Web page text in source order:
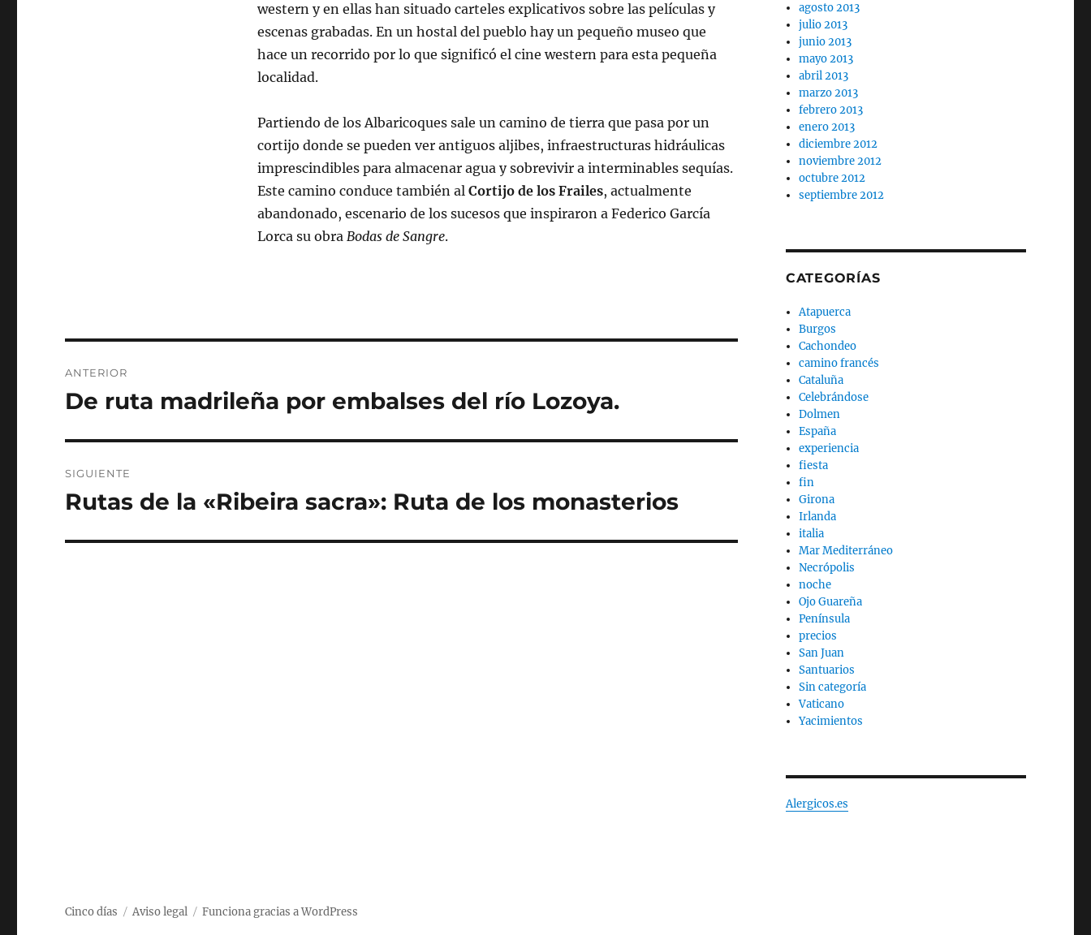
western y en ellas han situado carteles explicativos sobre las películas y
escenas grabadas. En un hostal del pueblo hay un pequeño museo que
hace un recorrido por lo que significó el cine western para esta pequeña
localidad.
Partiendo de los Albaricoques sale un camino de tierra que pasa por un
cortijo donde se pueden ver antiguos aljibes, infraestructuras hidráulicas
imprescindibles para almacenar agua y sobrevivir a interminables sequías.
Este camino conduce también al Cortijo de los Frailes, actualmente
abandonado, escenario de los sucesos que inspiraron a Federico García
Lorca su obra Bodas de Sangre.
de
ANTERIOR
Entrada
De ruta madrileña por embalses del río Lozoya.
SIGUIENTE
Entrada
Rutas de la «Ribeira sacra»: Ruta de los monasterios
agosto 2013
julio 2013
junio 2013
mayo 2013
abril 2013
marzo 2013
febrero 2013
enero 2013
diciembre 2012
noviembre 2012
octubre 2012
septiembre 2012
CATEGORÍAS
Atapuerca
Burgos
Cachondeo
camino francés
Cataluña
Celebrándose
Dolmen
España
experiencia
fiesta
fin
Girona
Irlanda
italia
Mar Mediterráneo
Necrópolis
noche
Ojo Guareña
Península
precios
San Juan
Santuarios
Sin categoría
Vaticano
Yacimientos
Alergicos.es
Cinco días Aviso legal Funciona gracias a WordPress